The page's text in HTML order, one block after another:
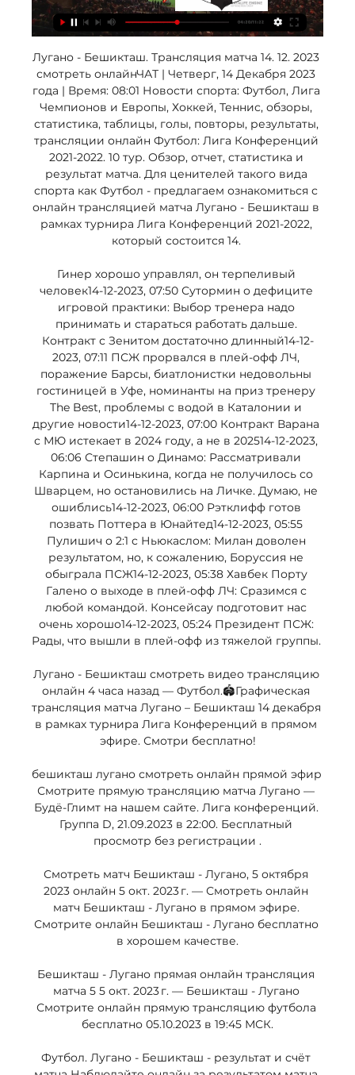
Лугано - Бешикташ. Трансляция матча 14. 12. 2023
смотреть онлайнЧАТ | Четверг, 14 Декабря 2023
года | Время: 08:01 Новости спорта: Футбол, Лига
Чемпионов и Европы, Хоккей, Теннис, обзоры,
статистика, таблицы, голы, повторы, результаты,
трансляции онлайн Футбол: Лига Конференций
2021-2022. 10 тур. Обзор, отчет, статистика и
результат матча. Для ценителей такого вида
спорта как Футбол - предлагаем ознакомиться с
онлайн трансляцией матча Лугано - Бешикташ в
рамках турнира Лига Конференций 2021-2022,
который состоится 14.
Гинер хорошо управлял, он терпеливый
человек14-12-2023, 07:50 Сутормин о дефиците
игровой практики: Выбор тренера надо
принимать и стараться работать дальше.
Контракт с Зенитом достаточно длинный14-12-
2023, 07:11 ПСЖ прорвался в плей-офф ЛЧ,
поражение Барсы, биатлонистки недовольны
гостиницей в Уфе, номинанты на приз тренеру
The Best, проблемы с водой в Каталонии и
другие новости14-12-2023, 07:00 Контракт Варана
с МЮ истекает в 2024 году, а не в 202514-12-2023,
06:06 Степашин о Динамо: Рассматривали
Карпина и Осинькина, когда не получилось со
Шварцем, но остановились на Личке. Думаю, не
ошиблись14-12-2023, 06:00 Рэтклифф готов
позвать Поттера в Юнайтед14-12-2023, 05:55
Пулишич о 2:1 с Ньюкаслом: Милан доволен
результатом, но, к сожалению, Боруссия не
обыграла ПСЖ14-12-2023, 05:38 Хавбек Порту
Галено о выходе в плей-офф ЛЧ: Сразимся с
любой командой. Консейсау подготовит нас
очень хорошо14-12-2023, 05:24 Президент ПСЖ:
Рады, что вышли в плей-офф из тяжелой группы.
Лугано - Бешикташ смотреть видео трансляцию
онлайн 4 часа назад — Футбол.🏟️Графическая
трансляция матча Лугано – Бешикташ 14 декабря
в рамках турнира Лига Конференций в прямом
эфире. Смотри бесплатно!
бешикташ лугано смотреть онлайн прямой эфир
Смотрите прямую трансляцию матча Лугано —
Будё-Глимт на нашем сайте. Лига конференций.
Группа D, 21.09.2023 в 22:00. Бесплатный
просмотр без регистрации .
Смотреть матч Бешикташ - Лугано, 5 октября
2023 онлайн 5 окт. 2023 г. — Смотреть онлайн
матч Бешикташ - Лугано в прямом эфире.
Смотрите онлайн Бешикташ - Лугано бесплатно
в хорошем качестве.
Бешикташ - Лугано прямая онлайн трансляция
матча 5 5 окт. 2023 г. — Бешикташ - Лугано
Смотрите онлайн прямую трансляцию футбола
бесплатно 05.10.2023 в 19:45 МСК.
Футбол. Лугано - Бешикташ - результат и счёт